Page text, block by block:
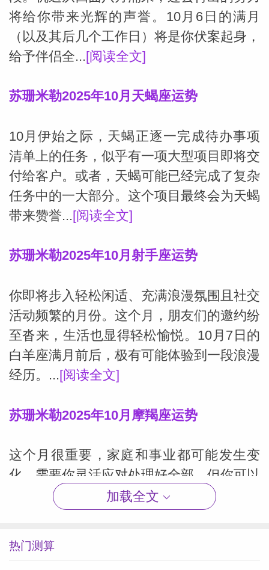
将给你带来光辉的声誉。10月6日的满月
（以及其后几个工作日）将是你伏案起身，
给予伴侣全...[阅读全文]
苏珊米勒2025年10月天蝎座运势
10月伊始之际，天蝎正逐一完成待办事项
清单上的任务，似乎有一项大型项目即将交
付给客户。或者，天蝎可能已经完成了复杂
任务中的一大部分。这个项目最终会为天蝎
带来赞誉...[阅读全文]
苏珊米勒2025年10月射手座运势
你即将步入轻松闲适、充满浪漫氛围且社交
活动频繁的月份。这个月，朋友们的邀约纷
至沓来，生活也显得轻松愉悦。10月7日的
白羊座满月前后，极有可能体验到一段浪漫
经历。...[阅读全文]
苏珊米勒2025年10月摩羯座运势
这个月很重要，家庭和事业都可能发生变
化，需要你灵活应对处理好全部，但你可以
的，也会的，因为这都是对你很重要的领
域。这说明，你可能找到你的梦想公寓或租
加载全文
热门测算